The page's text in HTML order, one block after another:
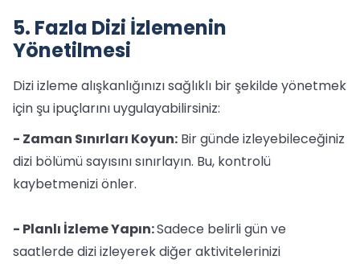
5. Fazla Dizi İzlemenin
Yönetilmesi
Dizi izleme alışkanlığınızı sağlıklı bir şekilde yönetmek
için şu ipuçlarını uygulayabilirsiniz:
- Zaman Sınırları Koyun: Bir günde izleyebileceğiniz
dizi bölümü sayısını sınırlayın. Bu, kontrolü
kaybetmenizi önler.
- Planlı İzleme Yapın:Sadece belirli gün ve
saatlerde dizi izleyerek diğer aktivitelerinizi